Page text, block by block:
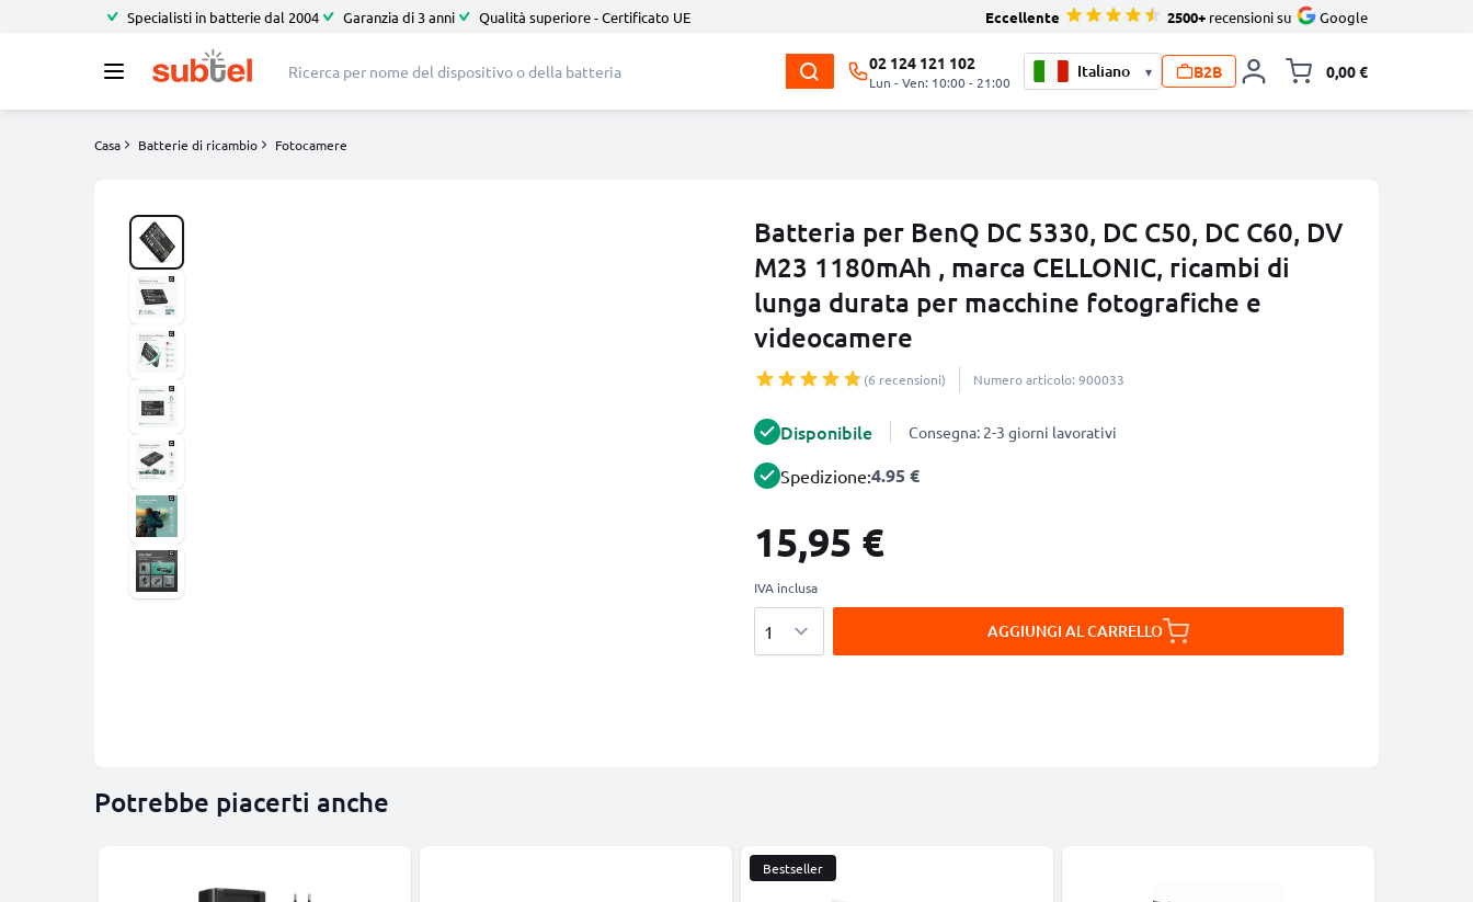
Specialisti in batterie dal 2004 Garanzia di 3 anni Qualità superiore - Certificato UE Eccellente 2500+ recensioni su Google
02 124 121 102
Lun - Ven: 10:00 - 21:00
▾ B2B 0,00 €
Casa Batterie di ricambio Fotocamere
Batteria per BenQ DC 5330, DC C50, DC C60, DV
M23 1180mAh , marca CELLONIC, ricambi di
lunga durata per macchine fotografiche e
videocamere
(6 recensioni) Numero articolo: 900033
Disponibile Consegna: 2-3 giorni lavorativi
Spedizione:4.95 €
15,95 €
IVA inclusa
AGGIUNGI AL CARRELLO
Potrebbe piacerti anche
Bestseller